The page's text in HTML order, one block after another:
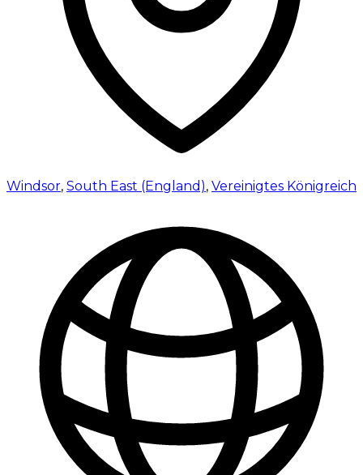
Windsor, South East (England), Vereinigtes Königreich